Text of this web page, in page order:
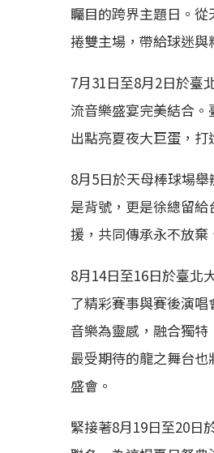
矚目的跨界主題日。
捲雙主場，帶給球迷與
7月31日至8月2日於臺
流音樂盛宴完美結合
出點亮夏夜大巨蛋，打
8月5日於天母棒球場
是背號，更是徐總留
援，共同傳承永不放棄
8月14日至16日於臺北
了精彩賽事與賽後演
音樂為靈感，融合獨
最受期待的龍之舞台
盛會。
緊接著8月19日至20日